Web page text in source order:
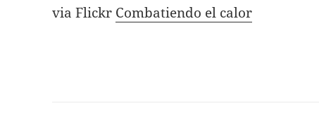
via Flickr Combatiendo el calor